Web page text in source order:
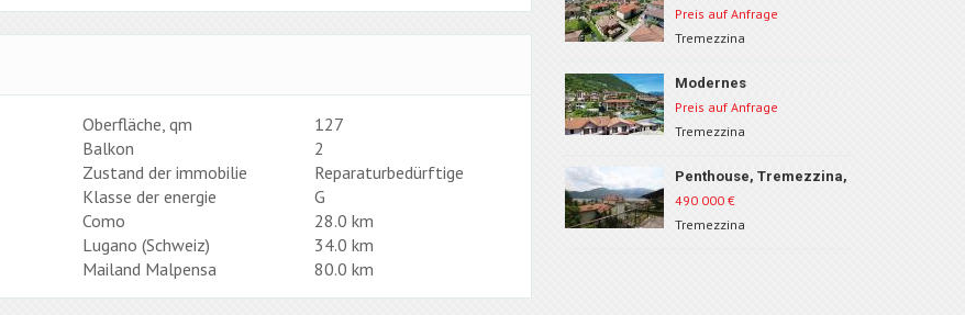
Oberfläche, qm
127
Balkon
2
Zustand der immobilie
Reparaturbedürftige
Klasse der energie
G
Como
28.0 km
Lugano (Schweiz)
34.0 km
Mailand Malpensa 80.0 km
Neubauwohnung in
Preis auf Anfrage
Tremezzina
Modernes
Neubauwohnung in
Preis auf Anfrage
Tremezzina
Penthouse, Tremezzina,
ID 631
490 000 €
Tremezzina